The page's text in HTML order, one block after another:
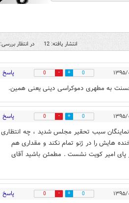
انتشار یافته: 12 در انتظار بررسی: 0
0
0 پاسخ
به مطهری دموکراسی دینی یعنی همین.
0
0 پاسخ
سبب تحقیر مجلس شدید ، چه انتظاری
هایش را در ژنو تمام نکند و مقداری هم
پای امیر کویت نشست . مطمئن باشید آقای
0
0 پاسخ